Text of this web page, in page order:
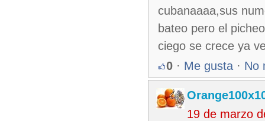
cubanaaaa,sus
bateo pero el
ciego se crece ya
0 · Me gusta · No
19 de marzo